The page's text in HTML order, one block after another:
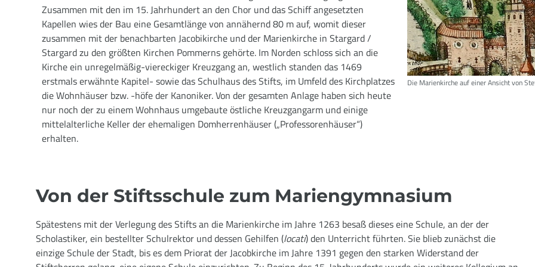
Zusammen mit den im 15. Jahrhundert an den Chor und das Schiff angesetzten
Kapellen wies der Bau eine Gesamtlänge von annähernd 80 m auf, womit dieser
zusammen mit der benachbarten Jacobikirche und der Marienkirche in Stargard /
Stargard zu den größten Kirchen Pommerns gehörte. Im Norden schloss sich an die
Kirche ein unregelmäßig-viereckiger Kreuzgang an, westlich standen das 1469
erstmals erwähnte Kapitel- sowie das Schulhaus des Stifts, im Umfeld des Kirchplatzes
die Wohnhäuser bzw. -höfe der Kanoniker. Von der gesamten Anlage haben sich heute
nur noch der zu einem Wohnhaus umgebaute östliche Kreuzgangarm und einige
mittelalterliche Keller der ehemaligen Domherrenhäuser („Professorenhäuser“)
erhalten.
Die Marienkirche auf einer Ansicht von
Von der Stiftsschule zum Mariengymnasium
Spätestens mit der Verlegung des Stifts an die Marienkirche im Jahre 1263 besaß dieses eine Schule, an der der
Scholastiker, ein bestellter Schulrektor und dessen Gehilfen (locati) den Unterricht führten. Sie blieb zunächst die
einzige Schule der Stadt, bis es dem Priorat der Jacobkirche im Jahre 1391 gegen den starken Widerstand der